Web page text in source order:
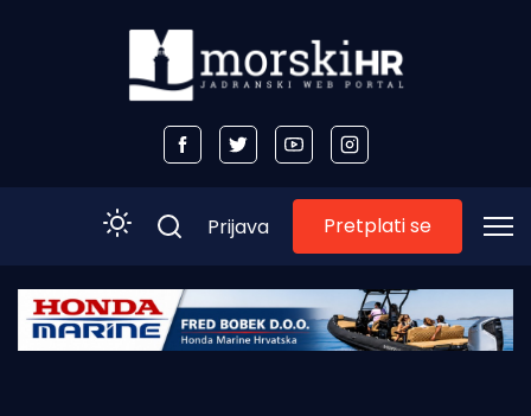
Početna
Prijava Pretplati se